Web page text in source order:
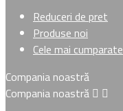
Reduceri de pret
Produse noi
Cele mai cumparate
Compania noastră
Compania noastră  